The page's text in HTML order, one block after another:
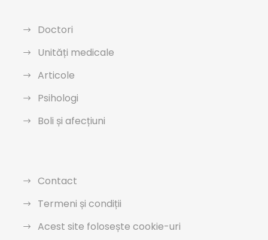
Doctori
Unități medicale
Articole
Psihologi
Boli și afecțiuni
Contact
Termeni și condiții
Acest site folosește cookie-uri